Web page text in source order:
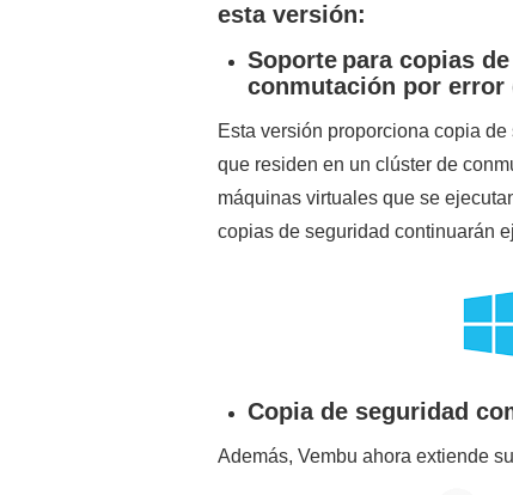
esta versión:
Soporte para copias
conmutación por error
Esta versión proporciona copia
que residen en un clúster de
máquinas virtuales que se
copias de seguridad continuarán
Copia de seguridad
Además, Vembu ahora extiende